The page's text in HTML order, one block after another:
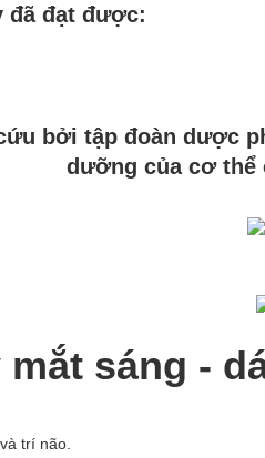
đã đạt được:
bởi tập đoàn dược
dưỡng của cơ thể
mắt sáng -
trí não.